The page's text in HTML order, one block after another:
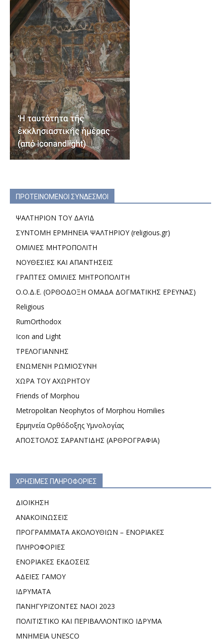
ΠΡΟΤΕΙΝΟΜΕΝΟΙ ΣΥΝΔΕΣΜΟΙ
ΨΑΛΤΗΡΙΟΝ ΤΟΥ ΔΑΥΙΔ
ΣΥΝΤΟΜΗ ΕΡΜΗΝΕΙΑ ΨΑΛΤΗΡΙΟΥ (religious.gr)
ΟΜΙΛΙΕΣ ΜΗΤΡΟΠΟΛΙΤΗ
ΝΟΥΘΕΣΙΕΣ ΚΑΙ ΑΠΑΝΤΗΣΕΙΣ
ΓΡΑΠΤΕΣ ΟΜΙΛΙΕΣ ΜΗΤΡΟΠΟΛΙΤΗ
Ο.Ο.Δ.Ε. (ΟΡΘΟΔΟΞΗ ΟΜΑΔΑ ΔΟΓΜΑΤΙΚΗΣ ΕΡΕΥΝΑΣ)
Religious
RumOrthodox
Icon and Light
ΤΡΕΛΟΓΙΑΝΝΗΣ
ΕΝΩΜΕΝΗ ΡΩΜΙΟΣΥΝΗ
ΧΩΡΑ ΤΟΥ ΑΧΩΡΗΤΟΥ
Friends of Morphou
Metropolitan Neophytos of Morphou Homilies
Ερμηνεία Ορθόδοξης Υμνολογίας
ΑΠΟΣΤΟΛΟΣ ΣΑΡΑΝΤΙΔΗΣ (ΑΡΘΡΟΓΡΑΦΙΑ)
ΧΡΗΣΙΜΕΣ ΠΛΗΡΟΦΟΡΙΕΣ
ΔΙΟΙΚΗΣΗ
ΑΝΑΚΟΙΝΩΣΕΙΣ
ΠΡΟΓΡΑΜΜΑΤΑ ΑΚΟΛΟΥΘΙΩΝ – ΕΝΟΡΙΑΚΕΣ
ΠΛΗΡΟΦΟΡΙΕΣ
ΕΝΟΡΙΑΚΕΣ ΕΚΔΟΣΕΙΣ
ΑΔΕΙΕΣ ΓΑΜΟΥ
ΙΔΡΥΜΑΤΑ
ΠΑΝΗΓΥΡΙΖΟΝΤΕΣ ΝΑΟΙ 2023
ΠΟΛΙΤΙΣΤΙΚΟ ΚΑΙ ΠΕΡΙΒΑΛΛΟΝΤΙΚΟ ΙΔΡΥΜΑ
ΜΝΗΜΕΙΑ UNESCO